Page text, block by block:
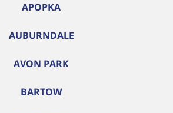
APOPKA
AUBURNDALE
AVON PARK
BARTOW